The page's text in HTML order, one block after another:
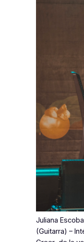
Juliana
(Guitarra) –